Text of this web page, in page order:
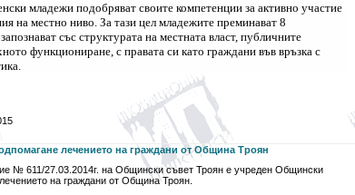
младежи подобряват своите компетенции за активно участие
на местно ниво. За тази цел младежите преминават 8
със структурата на местната власт, публичните
функциониране, с правата си като граждани във връзка с
лечението на граждани от Община Троян
№ 611/27.03.2014г. на Общински съвет Троян е учреден Общински
на граждани от Община Троян.